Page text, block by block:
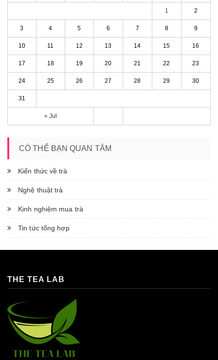
« Jul
1 2
3 4 5 6 7 8 9
10 11 12 13 14 15 16
17 18 19 20 21 22 23
24 25 26 27 28 29 30
31
CÓ THỂ BẠN QUAN TÂM
Kiến thức về trà
Nghệ thuật trà
Kinh nghiệm mua trà
Tin tức tổng hợp
THE TEA LAB